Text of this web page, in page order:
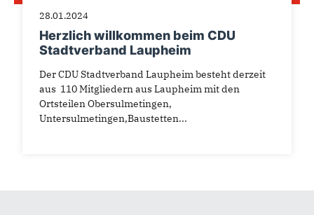
28.01.2024
Herzlich willkommen beim CDU
Stadtverband Laupheim
Der CDU Stadtverband Laupheim besteht derzeit
aus 110 Mitgliedern aus Laupheim mit den
Ortsteilen Obersulmetingen,
Untersulmetingen,Baustetten...